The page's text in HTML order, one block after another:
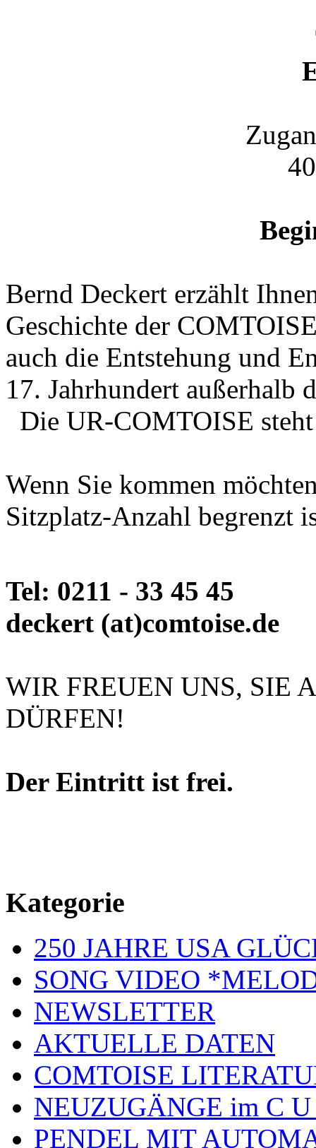
Termin:
EINLASS
Zugang über
40547
Bernd Deckert erzählt
Geschichte der
auch die Entstehung und
17. Jahrhundert
Die UR-COMTOISE
Wenn Sie kommen
Sitzplatz-Anzahl begrenzt
Tel: 0211 - 33
deckert (at)comtoise.de
WIR FREUEN UNS, SIE
DÜRFEN!
Der Eintritt ist frei.
Kategorie
250 JAHRE USA
SONG VIDEO
NEWSLETTER
AKTUELLE DATEN
COMTOISE
NEUZUGÄNGE im C
PENDEL MIT